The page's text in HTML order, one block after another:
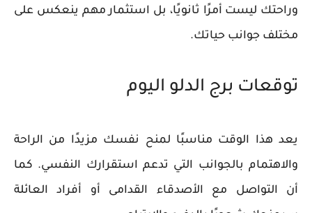
وراحتك ليست أمرًا ثانويًا، بل استثمار مهم ينعكس على
مختلف جوانب حياتك.
توقعات برج الدلو اليوم
يعد هذا الوقت مناسبًا لمنح نفسك مزيدًا من الراحة
والاهتمام بالجوانب التي تدعم استقرارك النفسي. كما
أن التواصل مع الأصدقاء القدامى أو أفراد العائلة